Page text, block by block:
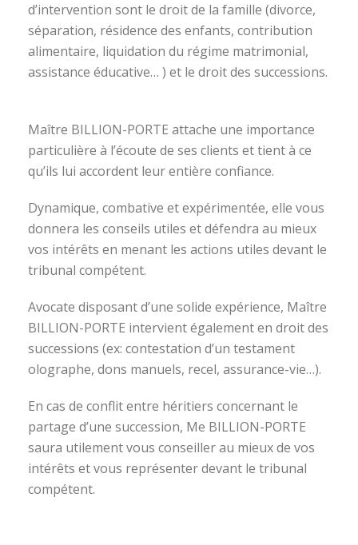
d’intervention sont le droit de la famille (divorce,
séparation, résidence des enfants, contribution
alimentaire, liquidation du régime matrimonial,
assistance éducative… ) et le droit des successions.
Maître BILLION-PORTE attache une importance
particulière à l’écoute de ses clients et tient à ce
qu’ils lui accordent leur entière confiance.
Dynamique, combative et expérimentée, elle vous
donnera les conseils utiles et défendra au mieux
vos intérêts en menant les actions utiles devant le
tribunal compétent.
Avocate disposant d’une solide expérience, Maître
BILLION-PORTE intervient également en droit des
successions (ex: contestation d’un testament
olographe, dons manuels, recel, assurance-vie…).
En cas de conflit entre héritiers concernant le
partage d’une succession, Me BILLION-PORTE
saura utilement vous conseiller au mieux de vos
intérêts et vous représenter devant le tribunal
compétent.